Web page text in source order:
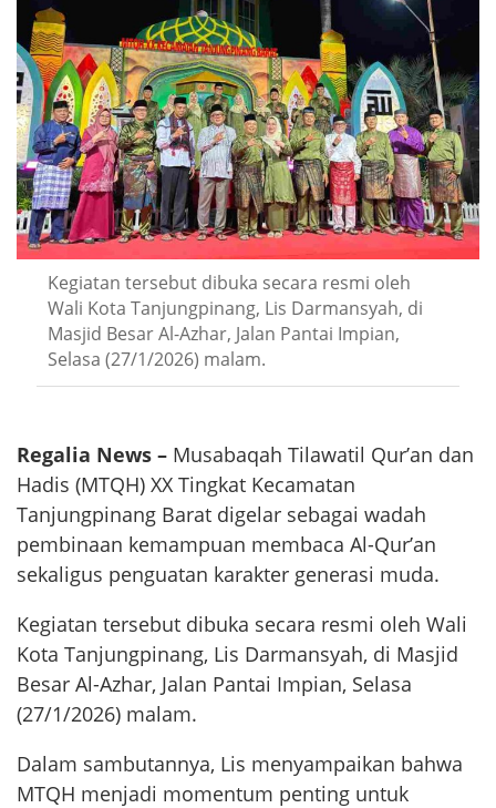
Kegiatan tersebut dibuka secara resmi oleh
Wali Kota Tanjungpinang, Lis Darmansyah, di
Masjid Besar Al-Azhar, Jalan Pantai Impian,
Selasa (27/1/2026) malam.
Regalia News – Musabaqah Tilawatil Qur’an dan
Hadis (MTQH) XX Tingkat Kecamatan
Tanjungpinang Barat digelar sebagai wadah
pembinaan kemampuan membaca Al-Qur’an
sekaligus penguatan karakter generasi muda.
Kegiatan tersebut dibuka secara resmi oleh Wali
Kota Tanjungpinang, Lis Darmansyah, di Masjid
Besar Al-Azhar, Jalan Pantai Impian, Selasa
(27/1/2026) malam.
Dalam sambutannya, Lis menyampaikan bahwa
MTQH menjadi momentum penting untuk